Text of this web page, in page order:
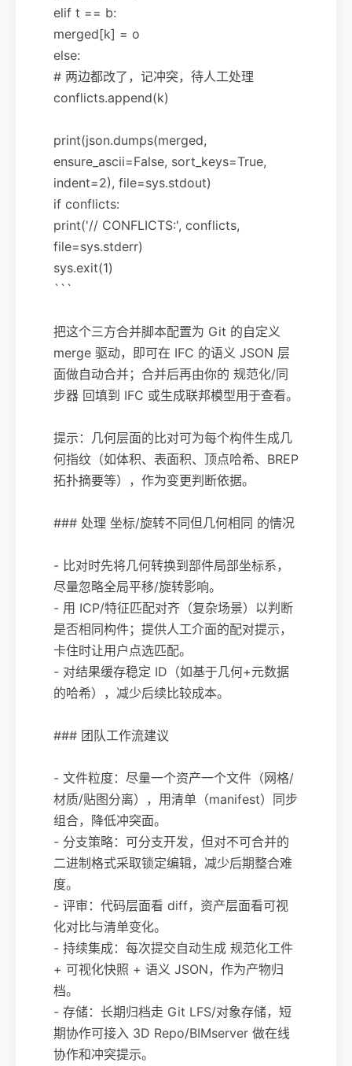
elif t == b:
merged[k] = o
else:
# 两边都改了，记冲突，待人工处理
conflicts.append(k)
print(json.dumps(merged,
ensure_ascii=False, sort_keys=True,
indent=2), file=sys.stdout)
if conflicts:
print('// CONFLICTS:', conflicts,
file=sys.stderr)
sys.exit(1)
```
把这个三方合并脚本配置为 Git 的自定义
merge 驱动，即可在 IFC 的语义 JSON 层
面做自动合并；合并后再由你的 规范化/同
步器 回填到 IFC 或生成联邦模型用于查看。
提示：几何层面的比对可为每个构件生成几
何指纹（如体积、表面积、顶点哈希、BREP
拓扑摘要等），作为变更判断依据。
### 处理 坐标/旋转不同但几何相同 的情况
- 比对时先将几何转换到部件局部坐标系，
尽量忽略全局平移/旋转影响。
- 用 ICP/特征匹配对齐（复杂场景）以判断
是否相同构件；提供人工介面的配对提示，
卡住时让用户点选匹配。
- 对结果缓存稳定 ID（如基于几何+元数据
的哈希），减少后续比较成本。
### 团队工作流建议
- 文件粒度：尽量一个资产一个文件（网格/
材质/贴图分离），用清单（manifest）同步
组合，降低冲突面。
- 分支策略：可分支开发，但对不可合并的
二进制格式采取锁定编辑，减少后期整合难
度。
- 评审：代码层面看 diff，资产层面看可视
化对比与清单变化。
- 持续集成：每次提交自动生成 规范化工件
+ 可视化快照 + 语义 JSON，作为产物归
档。
- 存储：长期归档走 Git LFS/对象存储，短
期协作可接入 3D Repo/BIMserver 做在线
协作和冲突提示。